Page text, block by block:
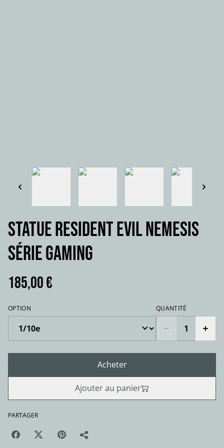
Statue RESIDENT EVIL NEMESIS
série gaming
185,00 €
OPTION QUANTITÉ
Acheter
Ajouter au panier
PARTAGER